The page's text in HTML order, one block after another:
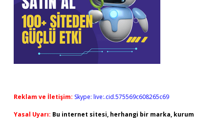
Reklam ve İletişim: Skype: live:.cid.575569c608265c69
Yasal Uyarı: Bu internet sitesi, herhangi bir marka, kurum